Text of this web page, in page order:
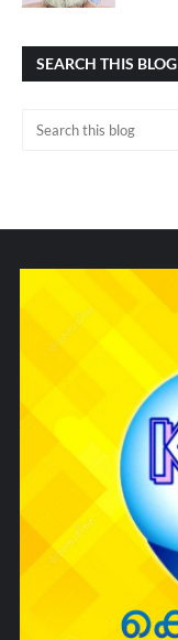
SEARCH THIS BLOG